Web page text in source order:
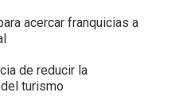
acercar franquicias a
de reducir la
turismo